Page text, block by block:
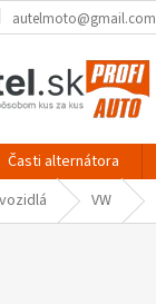
autelmoto@gmail.com
Časti alternátora
VW